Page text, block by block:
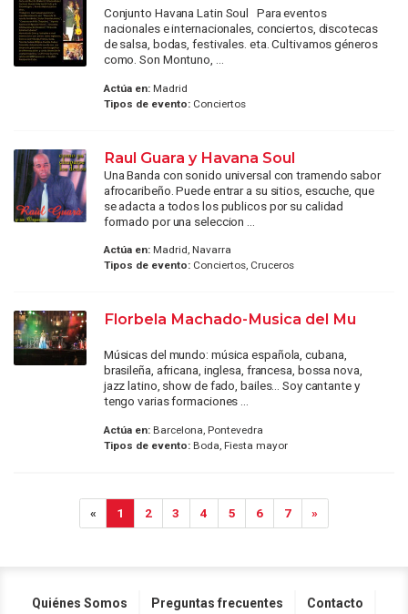
Conjunto Havana Latin Soul Para eventos
nacionales e internacionales, conciertos, discotecas
de salsa, bodas, festivales. eta. Cultivamos géneros
como. Son Montuno, ...
Actúa en:Madrid
Tipos de evento:Conciertos
Raul Guara y Havana Soul
Una Banda con sonido universal con tramendo sabor
afrocaribeño. Puede entrar a su sitios, escuche, que
se adacta a todos los publicos por su calidad
formado por una seleccion ...
Actúa en:Madrid, Navarra
Tipos de evento:Conciertos, Cruceros
Florbela Machado-Musica del Mu
Músicas del mundo: música española, cubana,
brasileña, africana, inglesa, francesa, bossa nova,
jazz latino, show de fado, bailes... Soy cantante y
tengo varias formaciones ...
Actúa en:Barcelona, Pontevedra
Tipos de evento:Boda, Fiesta mayor
« 1 2 3 4 5 6 7 »
Quiénes Somos Preguntas frecuentes Contacto